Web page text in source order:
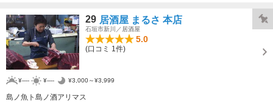
29 居酒屋 まるさ 本店
石垣市新川／居酒屋
5.0
(口コミ 1件)
¥---- ¥---- ¥3,000～¥3,999
島ノ魚ト島ノ酒アリマス